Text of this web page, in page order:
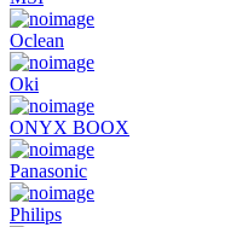
Oclean
Oki
ONYX BOOX
Panasonic
Philips